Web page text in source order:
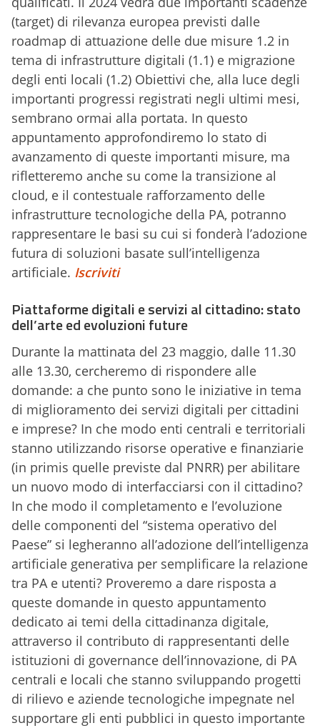
(target) di rilevanza europea previsti dalle
roadmap di attuazione delle due misure 1.2 in
tema di infrastrutture digitali (1.1) e migrazione
degli enti locali (1.2) Obiettivi che, alla luce degli
importanti progressi registrati negli ultimi mesi,
sembrano ormai alla portata. In questo
appuntamento approfondiremo lo stato di
avanzamento di queste importanti misure, ma
rifletteremo anche su come la transizione al
cloud, e il contestuale rafforzamento delle
infrastrutture tecnologiche della PA, potranno
rappresentare le basi su cui si fonderà l’adozione
futura di soluzioni basate sull’intelligenza
artificiale. Iscriviti
Piattaforme digitali e servizi al cittadino: stato
dell’arte ed evoluzioni future
Durante la mattinata del 23 maggio, dalle 11.30
alle 13.30, cercheremo di rispondere alle
domande: a che punto sono le iniziative in tema
di miglioramento dei servizi digitali per cittadini
e imprese? In che modo enti centrali e territoriali
stanno utilizzando risorse operative e finanziarie
(in primis quelle previste dal PNRR) per abilitare
un nuovo modo di interfacciarsi con il cittadino?
In che modo il completamento e l’evoluzione
delle componenti del “sistema operativo del
Paese” si legheranno all’adozione dell’intelligenza
artificiale generativa per semplificare la relazione
tra PA e utenti? Proveremo a dare risposta a
queste domande in questo appuntamento
dedicato ai temi della cittadinanza digitale,
attraverso il contributo di rappresentanti delle
istituzioni di governance dell’innovazione, di PA
centrali e locali che stanno sviluppando progetti
di rilievo e aziende tecnologiche impegnate nel
supportare gli enti pubblici in questo importante